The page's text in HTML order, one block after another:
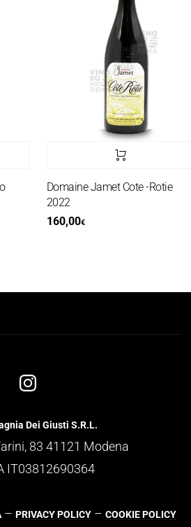
Domaine Jamet Cote -Rotie
2022
160,00€
Dei Giusti S.R.L.
83 41121 Modena
IT03812690364
– PRIVACY POLICY – COOKIE POLICY